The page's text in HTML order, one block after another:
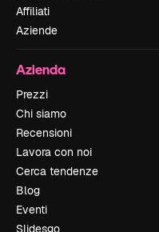
Affiliati
Aziende
Azienda
Prezzi
Chi siamo
Recensioni
Lavora con noi
Cerca tendenze
Blog
Eventi
Slidesgo